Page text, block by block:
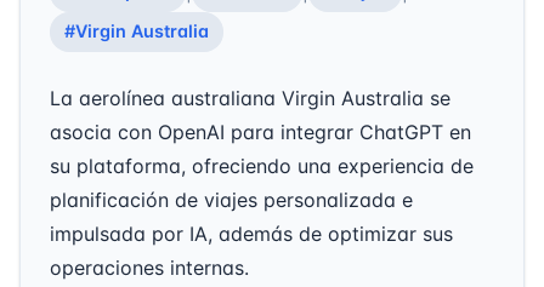
#Virgin Australia
La aerolínea australiana Virgin Australia se
asocia con OpenAI para integrar ChatGPT en
su plataforma, ofreciendo una experiencia de
planificación de viajes personalizada e
impulsada por IA, además de optimizar sus
operaciones internas.